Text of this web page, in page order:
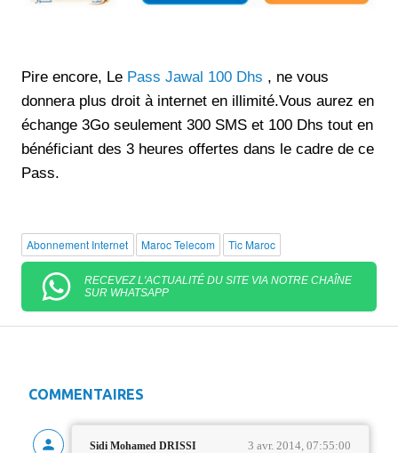
Pire encore, Le Pass Jawal 100 Dhs , ne vous
donnera plus droit à internet en illimité.Vous aurez en
échange 3Go seulement 300 SMS et 100 Dhs tout en
bénéficiant des 3 heures offertes dans le cadre de ce
Pass.
Abonnement Internet Maroc Telecom Tic Maroc
RECEVEZ L'ACTUALITÉ DU SITE VIA NOTRE CHAÎNE
SUR WHATSAPP
COMMENTAIRES
Sidi Mohamed DRISSI 3 avr. 2014, 07:55:00